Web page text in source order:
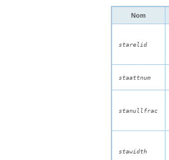
Nom
starelid
staattnum
stanullfrac
stawidth